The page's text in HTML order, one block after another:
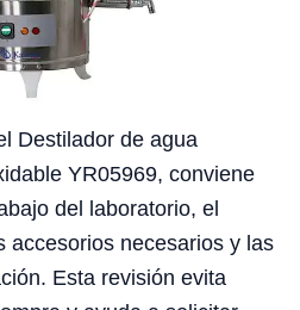
Destilador de agua
YR05969, conviene
del laboratorio, el
accesorios necesarios y las
Esta revisión evita